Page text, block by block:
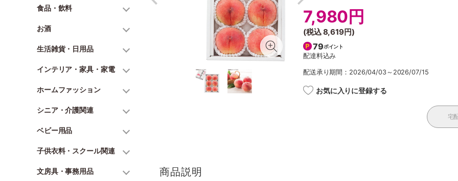
食品・飲料
お酒
生活雑貨・日用品
インテリア・家具・家電
ホームファッション
シニア・介護関連
ベビー用品
子供衣料・スクール関連
文房具・事務用品
7,980円
(税込8,619円)
79ポイント
配達料込み
配送承り期間：2026/04/03～2026/07/15
お気に入りに登録する
宅
商品説明